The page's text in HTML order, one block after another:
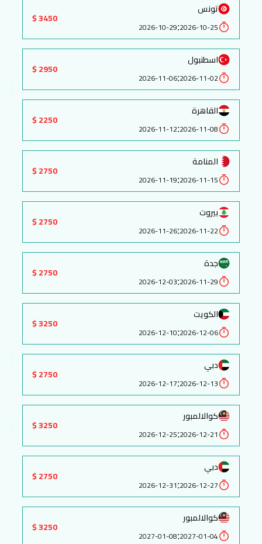
تونس
2026-10-25
:
2026-10-29
3450 $
اسطنبول
2026-11-02
:
2026-11-06
2950 $
القاهرة
2026-11-08
:
2026-11-12
2250 $
المنامة
2026-11-15
:
2026-11-19
2750 $
بيروت
2026-11-22
:
2026-11-26
2750 $
جدة
2026-11-29
:
2026-12-03
2750 $
الكويت
2026-12-06
:
2026-12-10
3250 $
دبي
2026-12-13
:
2026-12-17
2750 $
كوالالمبور
2026-12-21
:
2026-12-25
3250 $
دبي
2026-12-27
:
2026-12-31
2750 $
كوالالمبور
2027-01-04
:
2027-01-08
3250 $